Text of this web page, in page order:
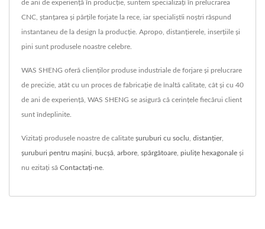
de ani de experiență în producție, suntem specializați în prelucrarea
CNC, ștanțarea și părțile forjate la rece, iar specialiștii noștri răspund
instantaneu de la design la producție. Apropo, distanțierele, inserțiile și
pini sunt produsele noastre celebre.
WAS SHENG oferă clienților produse industriale de forjare și prelucrare
de precizie, atât cu un proces de fabricație de înaltă calitate, cât și cu 40
de ani de experiență, WAS SHENG se asigură că cerințele fiecărui client
sunt îndeplinite.
Vizitați produsele noastre de calitate șuruburi cu soclu distanţier,
șuruburi pentru mașini bucșă arbore spărgătoare piulițe hexagonale și
nu ezitați să Contactați-ne